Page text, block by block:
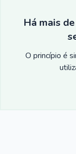
Há mais
O princípio é